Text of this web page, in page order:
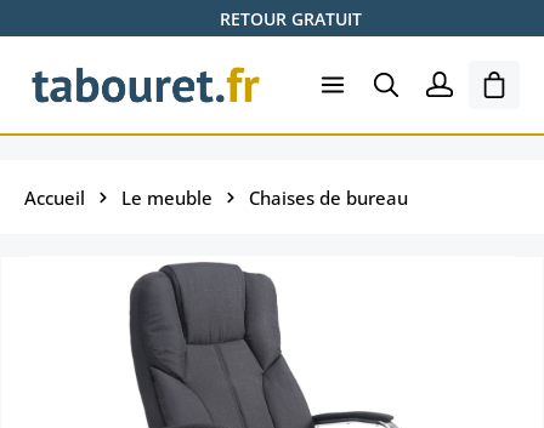
Passer au contenu principalRETOUR GRATUIT
Le
Accueil Le meuble Chaises de bureau